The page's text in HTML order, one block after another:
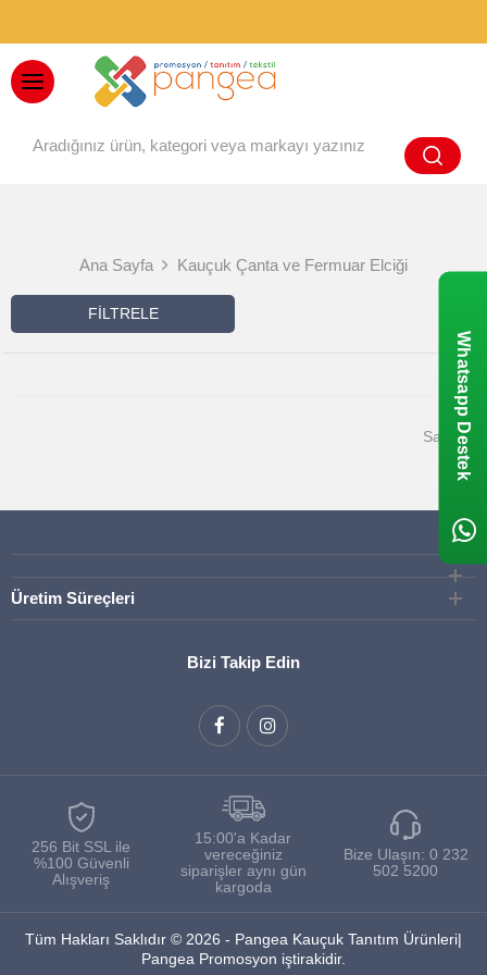
Ana Sayfa Kauçuk Çanta ve Fermuar Elciği
FILTRELE
Üretim Süreçleri
Bizi Takip Edin
256 Bit SSL ile
%100 Güvenli
Alışveriş
15:00'a Kadar
vereceğiniz
siparişler aynı gün
kargoda
Bize Ulaşın: 0 232
502 5200
Tüm Hakları Saklıdır © 2026 - Pangea Kauçuk Tanıtım Ürünleri|
Pangea Promosyon iştirakidir.
Whatsapp Destek